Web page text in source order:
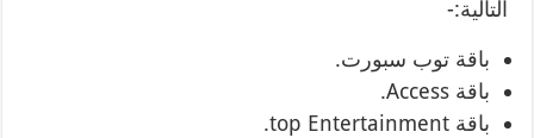
التالية:-
باقة توب سبورت.
باقة Access.
باقة top Entertainment.